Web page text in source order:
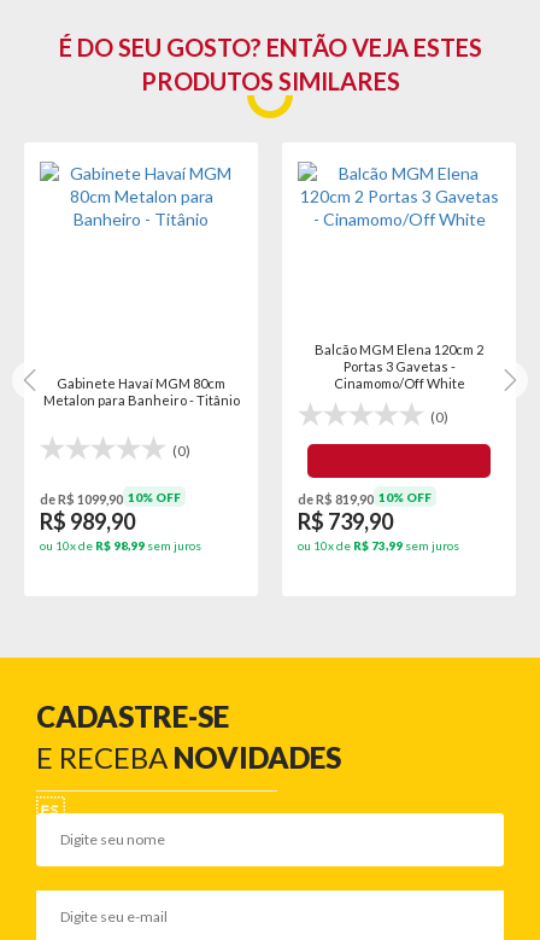
É DO SEU GOSTO? ENTÃO VEJA ESTES
PRODUTOS SIMILARES
Gabinete Havaí MGM 80cm
Metalon para Banheiro - Titânio
(0)
de R$ 1099,90 10% OFF
R$ 989,90
ou 10x de R$ 98,99 sem juros
Balcão MGM Elena 120cm 2
Portas 3 Gavetas -
Cinamomo/Off White
(0)
de R$ 819,90 10% OFF
R$ 739,90
ou 10x de R$ 73,99 sem juros
CADASTRE-SE
E RECEBA NOVIDADES